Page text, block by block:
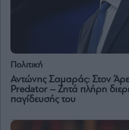
Πολιτική
Αντώνης Σαμαράς: Στον
Predator – Ζητά πλήρη
παγίδευσής του